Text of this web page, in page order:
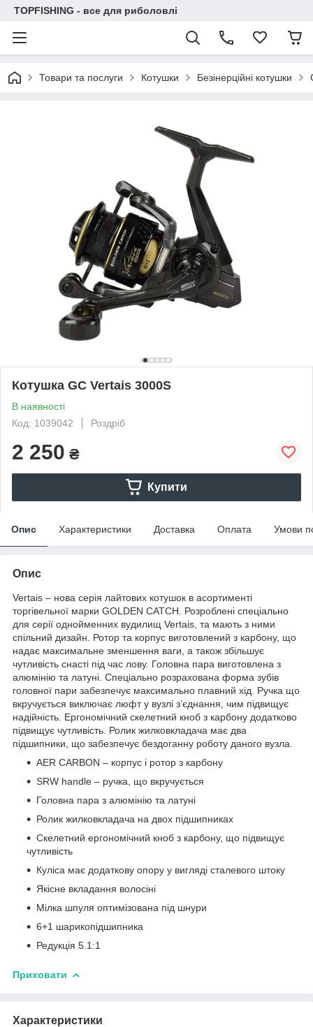
TOPFISHING - все для риболовлі
Товари та послуги Котушки Безінерційні котушки
Котушка GC Vertais 3000S
В наявності
Код: 1039042
Роздріб
2 250 ₴
Купити
Опис Характеристики Доставка Оплата Умови
Опис
Vertais – нова серія лайтових котушок в асортименті
торгівельної марки GOLDEN CATCH. Розроблені спеціально
для серії однойменних вудилищ Vertais, та мають з ними
спільний дизайн. Ротор та корпус виготовлений з карбону, що
надає максимальне зменшення ваги, а також збільшує
чутливість снасті під час лову. Головна пара виготовлена з
алюмінію та латуні. Спеціально розрахована форма зубів
головної пари забезпечує максимально плавний хід. Ручка що
вкручується виключає люфт у вузлі з’єднання, чим підвищує
надійність. Ергономічний скелетний кноб з карбону додатково
підвищує чутливість. Ролик жилковкладача має два
підшипники, що забезпечує бездоганну роботу даного вузла.
AER CARBON – корпус і ротор з карбону
SRW handle – ручка, що вкручується
Головна пара з алюмінію та латуні
Ролик жилковкладача на двох підшипниках
Скелетний ергономічний кноб з карбону, що підвищує
чутливість
Куліса має додаткову опору у вигляді сталевого штоку
Якісне вкладання волосіні
Мілка шпуля оптимізована під шнури
6+1 шарикопідшипника
Редукція 5.1:1
Приховати
Характеристики